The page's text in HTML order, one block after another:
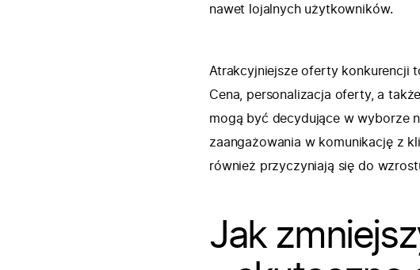
nawet lojalnych użytkowników.
Atrakcyjniejsze oferty konkurencji
Cena, personalizacja oferty, a
mogą być decydujące w wyborze
zaangażowania w komunikację z
również przyczyniają się do
Jak